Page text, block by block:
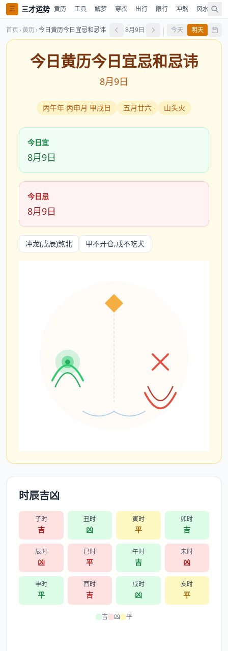
三 三才运势 黄历 工具 解梦 穿衣 出行 限行 冲煞 风水 时
首页 ›黄历›今日黄历今日宜忌和忌讳 8月9日 | 今天 明天
今日黄历今日宜忌和忌讳
8月9日
丙午年 丙申月 甲戌日 五月廿六 山头火
今日宜
8月9日
今日忌
8月9日
冲龙(戊辰)煞北 甲不开仓,戌不吃犬
时辰吉凶
子时
吉
丑时
凶
寅时
平
卯时
吉
辰时
凶
巳时
平
午时
吉
未时
凶
申时
平
酉时
吉
戌时
凶
亥时
平
吉 凶 平